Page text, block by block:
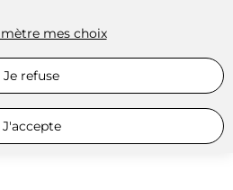
mes choix
Je refuse
J'accepte